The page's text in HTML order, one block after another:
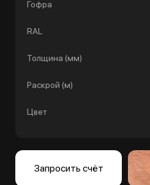
Гофра
RAL
Толщина (мм)
Раскрой (м)
Цвет
Запросить счёт